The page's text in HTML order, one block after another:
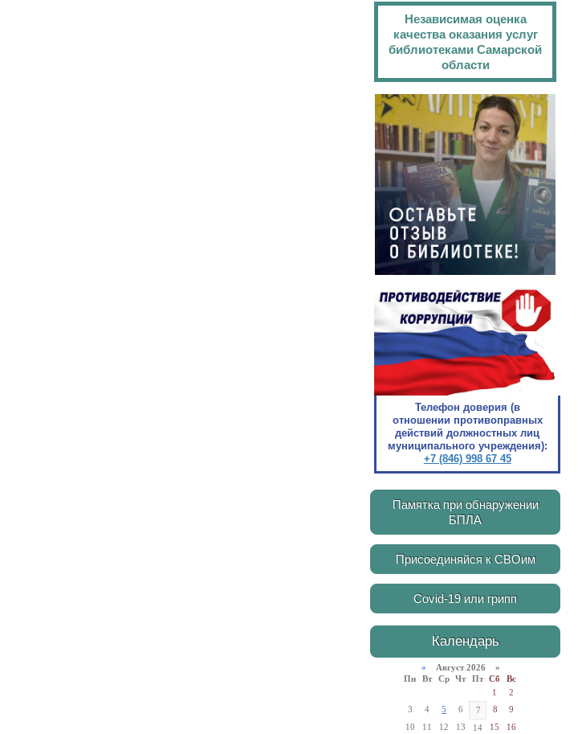
Независимая оценка
качества оказания услуг
библиотеками Самарской
области
Телефон доверия (в
отношении противоправных
действий должностных лиц
муниципального учреждения):
+7 (846) 998 67 45
Памятка при обнаружении
БПЛА
Присоединяйся к СВОим
Covid-19 или грипп
Календарь
« Август 2026 »
Пн
Вт Ср Чт Пт Сб
Вс
1
2
3
4 5 6 7 8
9
10
11 12 13 14 15 16